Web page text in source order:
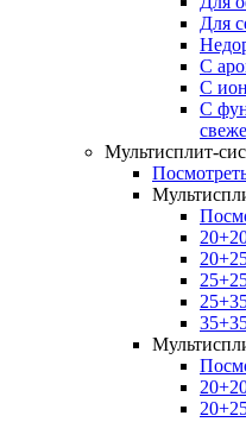
Для
С
С
С
Мультисплит-